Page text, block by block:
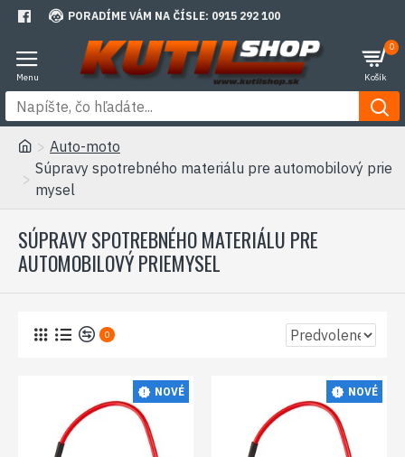
PORADÍME VÁM NA ČÍSLE: 0915 292 100
0
Auto-moto
Súpravy spotrebného materiálu pre automobilový prie
mysel
SÚPRAVY SPOTREBNÉHO MATERIÁLU PRE
AUTOMOBILOVÝ PRIEMYSEL
0
NOVÉ NOVÉ